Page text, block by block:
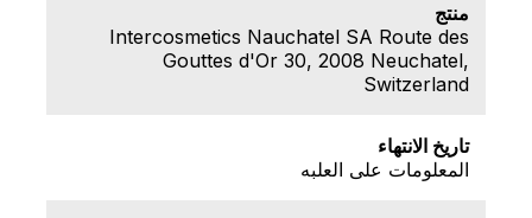
منتج
Intercosmetics Nauchatel SA Route des
Gouttes d'Or 30, 2008 Neuchatel,
Switzerland
تاريخ الانتهاء
المعلومات على العلبه